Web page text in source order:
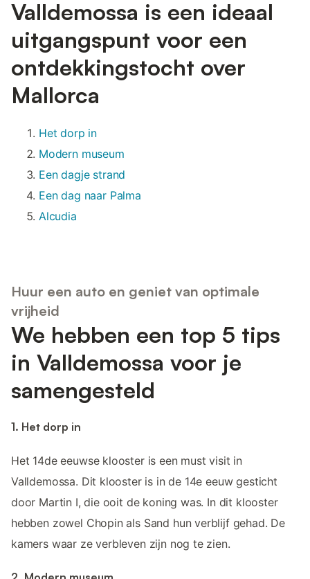
Valldemossa is een ideaal
uitgangspunt voor een
ontdekkingstocht over
Mallorca
Het dorp in
Modern museum
Een dagje strand
Een dag naar Palma
Alcudia
Huur een auto en geniet van optimale
vrijheid
We hebben een top 5 tips
in Valldemossa voor je
samengesteld
1. Het dorp in
Het 14de eeuwse klooster is een must visit in
Valldemossa. Dit klooster is in de 14e eeuw gesticht
door Martin I, die ooit de koning was. In dit klooster
hebben zowel Chopin als Sand hun verblijf gehad. De
kamers waar ze verbleven zijn nog te zien.